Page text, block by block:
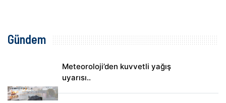
Gündem
Meteoroloji’den kuvvetli yağış
uyarısı..